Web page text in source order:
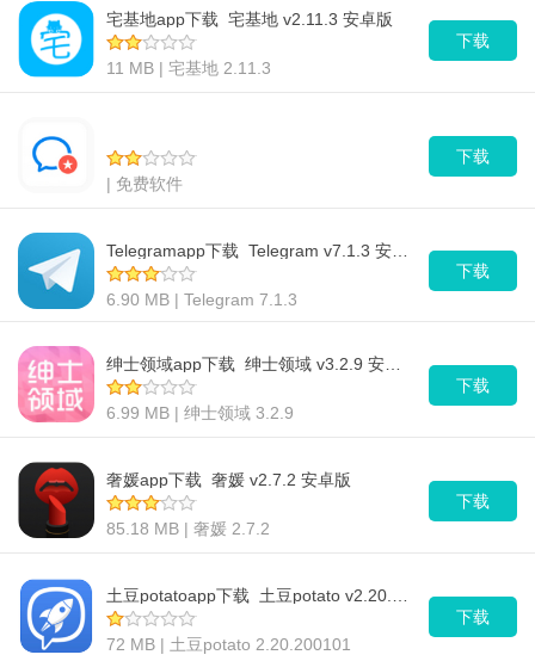
宅基地app下载_宅基地 v2.11.3 安卓版
11 MB | 宅基地 2.11.3
下载
| 免费软件
下载
6.90 MB | Telegram 7.1.3
下载
6.99 MB | 绅士领域 3.2.9
下载
奢媛app下载_奢媛 v2.7.2 安卓版
85.18 MB | 奢媛 2.7.2
下载
72 MB | 土豆potato 2.20.200101
下载